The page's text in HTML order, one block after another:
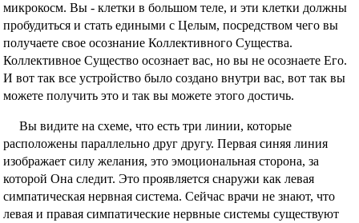
микрокосм. Вы - клетки в большом теле, и эти клетки должны
пробудиться и стать едиными с Целым, посредством чего вы
получаете свое осознание Коллективного Существа.
Коллективное Существо осознает вас, но вы не осознаете Его.
И вот так все устройство было создано внутри вас, вот так вы
можете получить это и так вы можете этого достичь.
Вы видите на схеме, что есть три линии, которые
расположены параллельно друг другу. Первая синяя линия
изображает силу желания, это эмоциональная сторона, за
которой Она следит. Это проявляется снаружи как левая
симпатическая нервная система. Сейчас врачи не знают, что
левая и правая симпатические нервные системы существуют